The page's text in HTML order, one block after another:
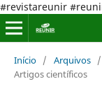
#revistareunir
Início / Arquivos /
Artigos científicos